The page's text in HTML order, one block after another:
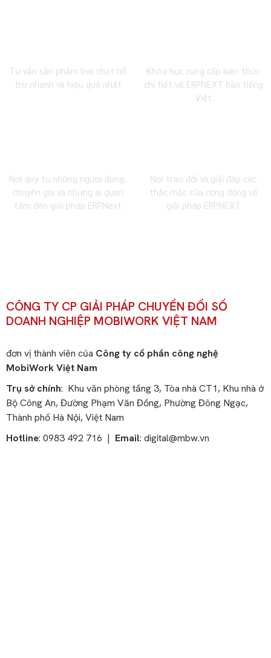
Tư vấn sản phẩm live chat hỗ
trợ nhanh và hiệu quả nhất
Khóa học cung cấp kiến thức
chi tiết về ERPNEXT bản tiếng
Việt
Nơi quy tụ những người dùng,
chuyên gia và những ai quan
tâm đến giải pháp ERPNext
Nơi trao đổi và giải đáp các
thắc mắc của cộng đồng về
giải pháp ERPNEXT
CÔNG TY CP GIẢI PHÁP CHUYỂN ĐỔI SỐ
DOANH NGHIỆP MOBIWORK VIỆT NAM
đơn vị thành viên của Công ty cổ phần công nghệ
MobiWork Việt Nam
Trụ sở chính: Khu văn phòng tầng 3, Tòa nhà CT1, Khu nhà ở
Bộ Công An, Đường Phạm Văn Đồng, Phường Đông Ngạc,
Thành phố Hà Nội, Việt Nam
Hotline: 0983 492 716 | Email: digital@mbw.vn